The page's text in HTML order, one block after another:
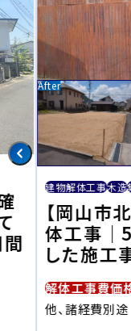
建物解体工事木造
【岡山市
体工事｜
した施工
解体工事費価
他、諸経費別途